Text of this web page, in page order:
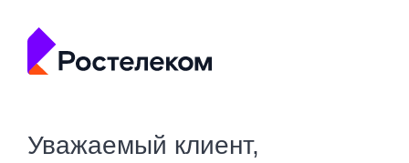
Уважаемый клиент,